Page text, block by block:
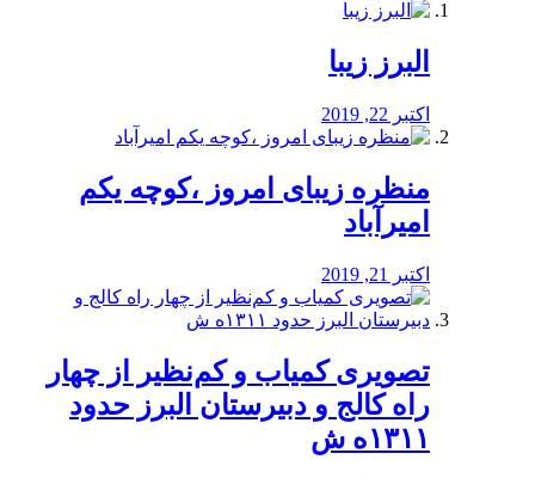
البرز زیبا
اکتبر 22, 2019
منظره‌‌ زیبای امروز ،کوچه یکم
امیرآباد
اکتبر 21, 2019
️تصویری کمیاب و کم‌نظیر از چهار
راه كالج و دبيرستان البرز حدود
۱۳۱۱ه ش